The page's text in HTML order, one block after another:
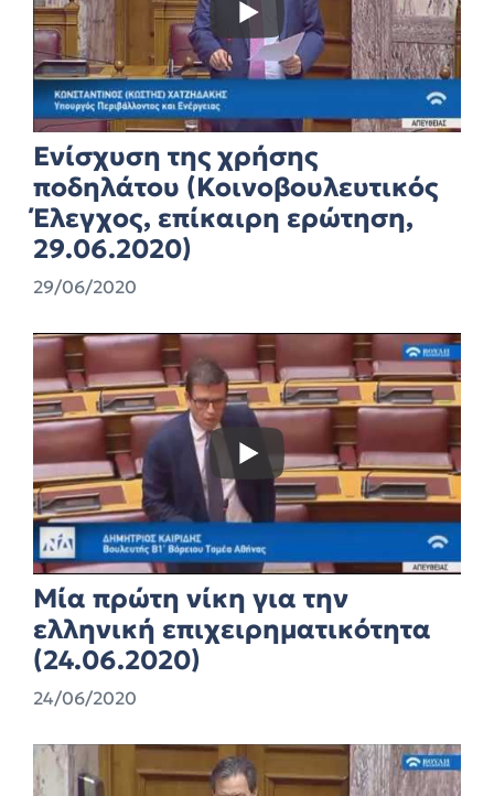
Ενίσχυση της χρήσης
ποδηλάτου (Κοινοβουλευτικός
Έλεγχος, επίκαιρη ερώτηση,
29.06.2020)
29/06/2020
Μία πρώτη νίκη για την
ελληνική επιχειρηματικότητα
(24.06.2020)
24/06/2020